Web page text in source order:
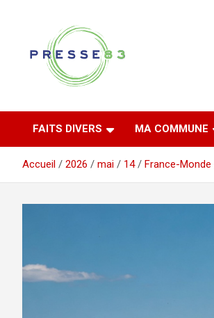
Presse 83
FAITS DIVERS MA COMMUNE
Accueil 2026 mai 14 France-Monde